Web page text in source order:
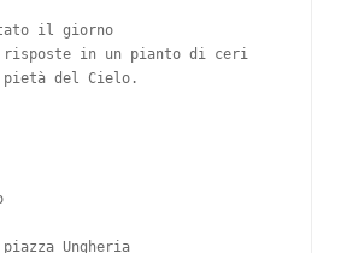
il giorno
in un pianto di ceri
pietà del Cielo.
Ungheria